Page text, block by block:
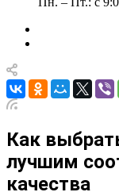
Как
лучшим
качества